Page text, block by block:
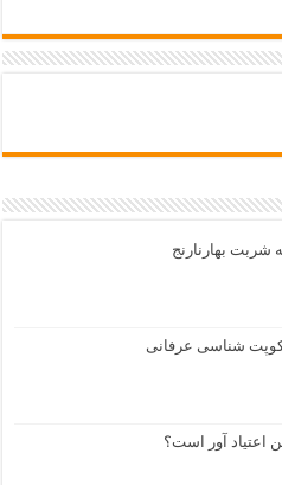
بهارنارنج
شناسی عرفانی
اعتیاد آور است؟